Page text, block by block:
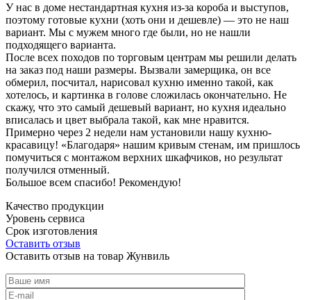
У нас в доме нестандартная кухня из-за короба и выступов,
поэтому готовые кухни (хоть они и дешевле) — это не наш
вариант. Мы с мужем много где были, но не нашли
подходящего варианта.
После всех походов по торговым центрам мы решили делать
на заказ под наши размеры. Вызвали замерщика, он все
обмерил, посчитал, нарисовал кухню именно такой, как
хотелось, и картинка в голове сложилась окончательно. Не
скажу, что это самый дешевый вариант, но кухня идеально
вписалась и цвет выбрала такой, как мне нравится.
Примерно через 2 недели нам установили нашу кухню-
красавицу! «Благодаря» нашим кривым стенам, им пришлось
помучиться с монтажом верхних шкафчиков, но результат
получился отменный.
Большое всем спасибо! Рекомендую!
Качество продукции
Уровень сервиса
Срок изготовления
Оставить отзыв
Оставить отзыв на товар Жунвиль